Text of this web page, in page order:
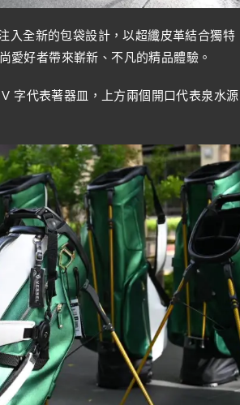
入全新的包袋設計，以超纖皮革結合獨特
愛好者帶來嶄新、不凡的精品體驗。
字代表著器皿，上方兩個開口代表泉水源